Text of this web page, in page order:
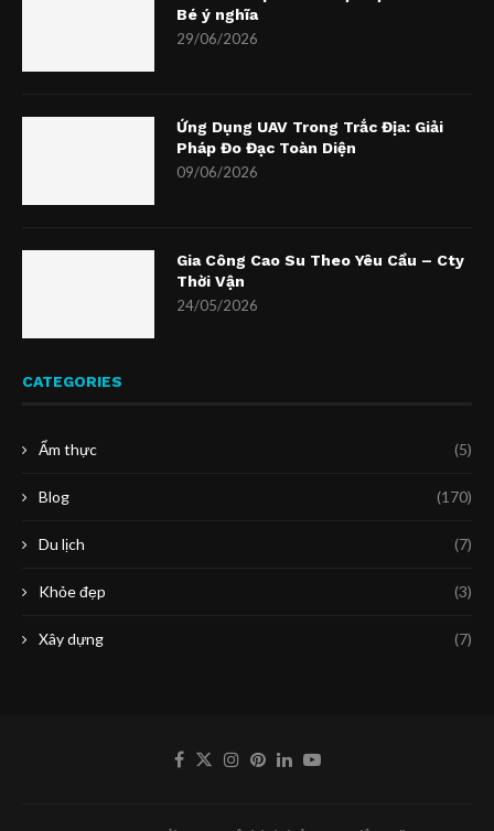
Bé ý nghĩa
29/06/2026
Ứng Dụng UAV Trong Trắc Địa: Giải
Pháp Đo Đạc Toàn Diện
09/06/2026
Gia Công Cao Su Theo Yêu Cầu – Cty
Thời Vận
24/05/2026
CATEGORIES
Ẩm thực (5)
Blog (170)
Du lịch (7)
Khỏe đẹp (3)
Xây dựng (7)